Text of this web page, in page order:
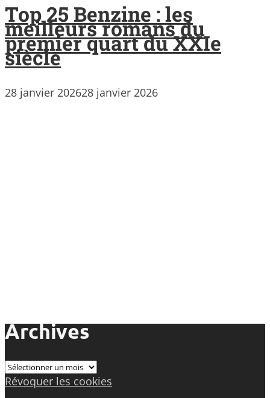
Top 25 Benzine : les
meilleurs romans du
premier quart du XXIe
siècle
28 janvier 202628 janvier 2026
Archives
Archives
Révoquer les cookies